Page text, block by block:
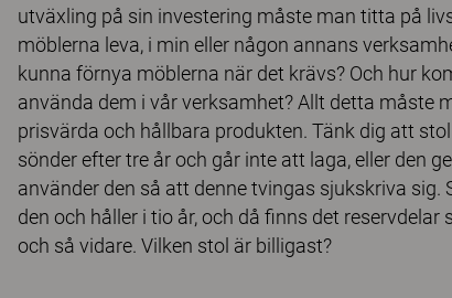
utväxling på sin investering måste man titta på
möblerna leva, i min eller någon annans
kunna förnya möblerna när det krävs? Och hur
använda dem i vår verksamhet? Allt detta måste
prisvärda och hållbara produkten. Tänk dig att
sönder efter tre år och går inte att laga, eller den
använder den så att denne tvingas sjukskriva
den och håller i tio år, och då finns det
och så vidare. Vilken stol är billigast?